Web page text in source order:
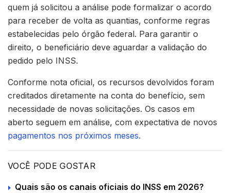
quem já solicitou a análise pode formalizar o acordo
para receber de volta as quantias, conforme regras
estabelecidas pelo órgão federal. Para garantir o
direito, o beneficiário deve aguardar a validação do
pedido pelo INSS.
Conforme nota oficial, os recursos devolvidos foram
creditados diretamente na conta do benefício, sem
necessidade de novas solicitações. Os casos em
aberto seguem em análise, com expectativa de novos
pagamentos nos próximos meses.
VOCÊ PODE GOSTAR
Quais são os canais oficiais do INSS em 2026?